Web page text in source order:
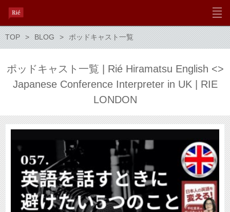
TOP BLOG ポッドキャスト一覧
ポッドキャスト一覧 | Rié Hiramatsu English <>
Japanese Conference Interpreter in UK | RIE
LONDON